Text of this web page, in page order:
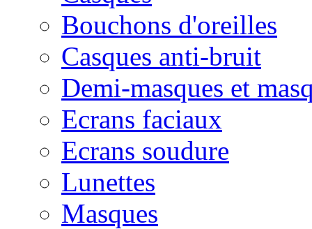
Bouchons d'oreilles
Casques anti-bruit
Demi-masques et
Ecrans faciaux
Ecrans soudure
Lunettes
Masques